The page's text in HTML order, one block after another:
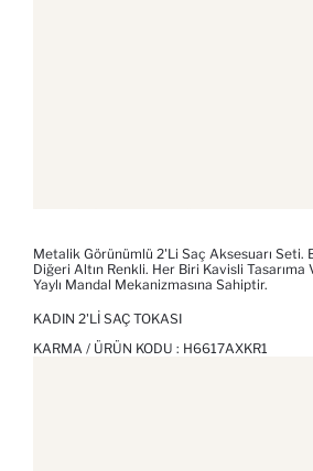
Metalik Görünümlü 2'li Saç Aksesuarı Seti.
Diğeri Altın Renkli. Her Biri Kavisli Tasarıma
Yaylı Mandal Mekanizmasına Sahiptir.
KADIN 2'LI SAÇ TOKASI
KARMA / ÜRÜN KODU : H6617AXKR1